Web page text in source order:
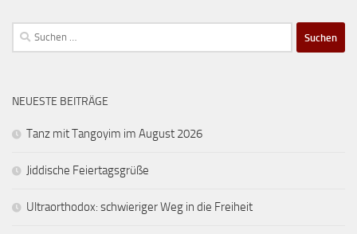
Suchen
nach:
NEUESTE BEITRÄGE
Tanz mit Tangoyim im August 2026
Jiddische Feiertagsgrüße
Ultraorthodox: schwieriger Weg in die Freiheit